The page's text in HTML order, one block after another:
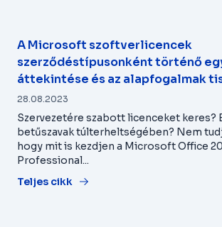
A Microsoft szoftverlicencek
szerződéstípusonként történő
áttekintése és az alapfogalmak
28.08.2023
Szervezetére szabott licenceket keres?
betűszavak túlterheltségében? Nem
hogy mit is kezdjen a Microsoft Office
Professional...
Teljes cikk